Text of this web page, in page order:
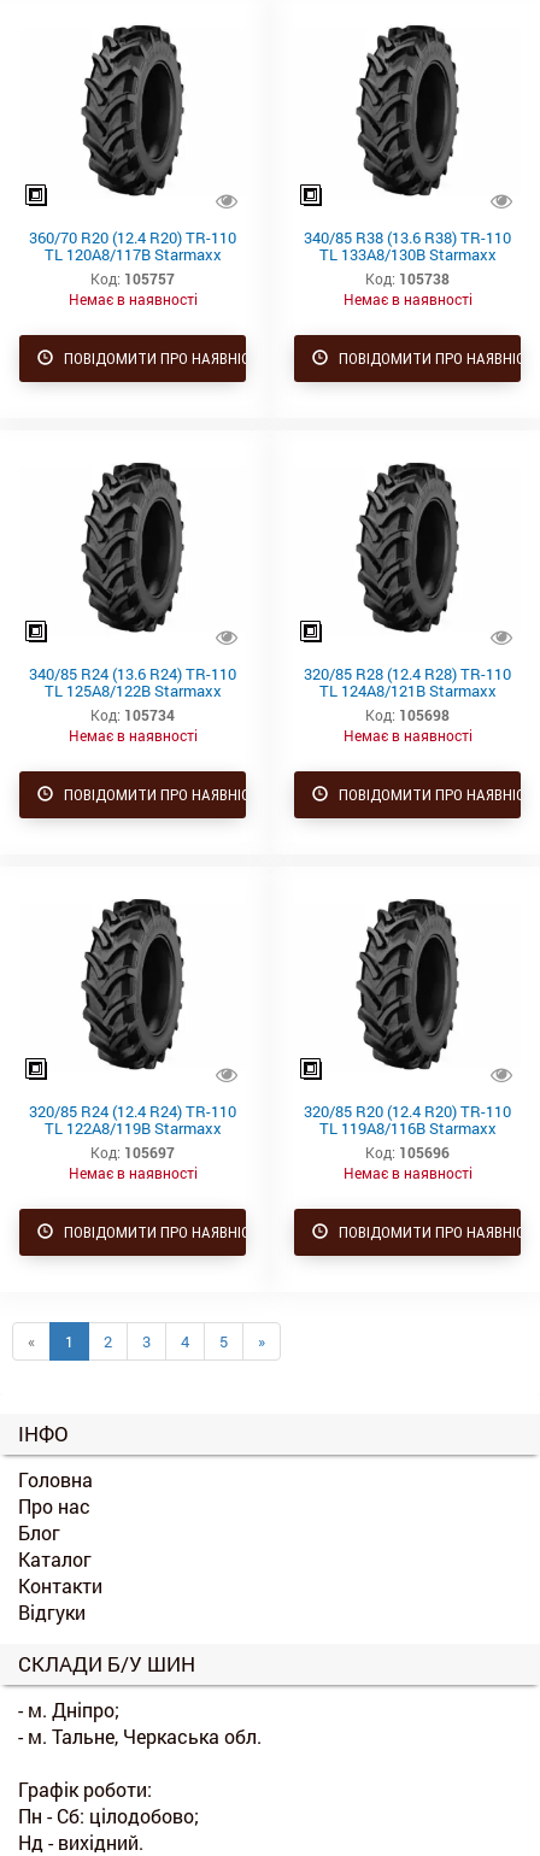
360/70 R20 (12.4 R20) TR-110
TL 120A8/117B Starmaxx
Код: 105757
Немає в наявності
ПОВІДОМИТИ ПРО НАЯВНІСТЬ
340/85 R38 (13.6 R38) TR-110
TL 133A8/130B Starmaxx
Код: 105738
Немає в наявності
ПОВІДОМИТИ ПРО
340/85 R24 (13.6 R24) TR-110
TL 125A8/122B Starmaxx
Код: 105734
Немає в наявності
ПОВІДОМИТИ ПРО НАЯВНІСТЬ
320/85 R28 (12.4 R28) TR-110
TL 124A8/121B Starmaxx
Код: 105698
Немає в наявності
ПОВІДОМИТИ ПРО
320/85 R24 (12.4 R24) TR-110
TL 122A8/119B Starmaxx
Код: 105697
Немає в наявності
ПОВІДОМИТИ ПРО НАЯВНІСТЬ
320/85 R20 (12.4 R20) TR-110
TL 119A8/116B Starmaxx
Код: 105696
Немає в наявності
ПОВІДОМИТИ ПРО
« 1 2 3 4 5 »
ІНФО
Головна
Про нас
Блог
Каталог
Контакти
Відгуки
СКЛАДИ Б/У ШИН
- м. Дніпро;
- м. Тальне, Черкаська обл.
Графік роботи:
Пн - Сб: цілодобово;
Нд - вихідний.